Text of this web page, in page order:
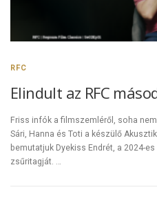
RFC
Elindult az RFC
Friss infók a filmszemléről, soha
Sári, Hanna és Toti a készülő
bemutatjuk Dyekiss Endrét, a 2024-
zsűritagját. …